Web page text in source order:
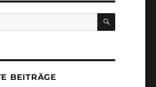
SUCHEN
BEITRÄGE